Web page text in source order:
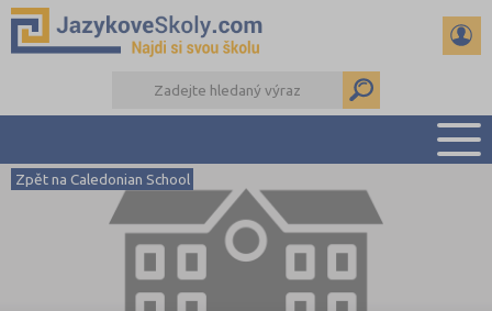
PŘEHLED ŠKOL
PŘÍPRAVA NA ZKOUŠKY A K MATURITĚ
RADY A ČLÁNKY
KONTAKTY
Zpět na Caledonian School